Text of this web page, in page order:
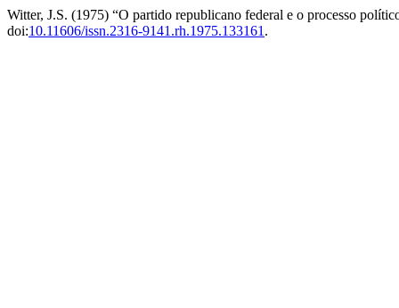
Witter, J.S. (1975) “O partido republicano federal e o processo
doi:10.11606/issn.2316-9141.rh.1975.133161 .